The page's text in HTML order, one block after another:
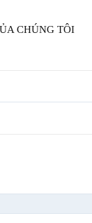
CHÚNG TÔI